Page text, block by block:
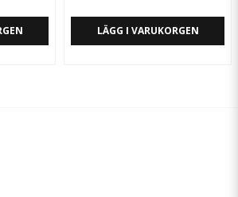
LÄGG I VARUKORGEN